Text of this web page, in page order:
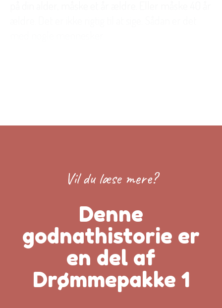
Vil du læse mere?
Denne
godnathistorie er
en del af
Drømmepakke 1